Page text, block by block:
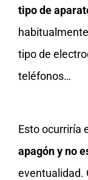
tipo de
tipo de
teléfonos…
Esto ocurriría
apagón y no
eventualidad.